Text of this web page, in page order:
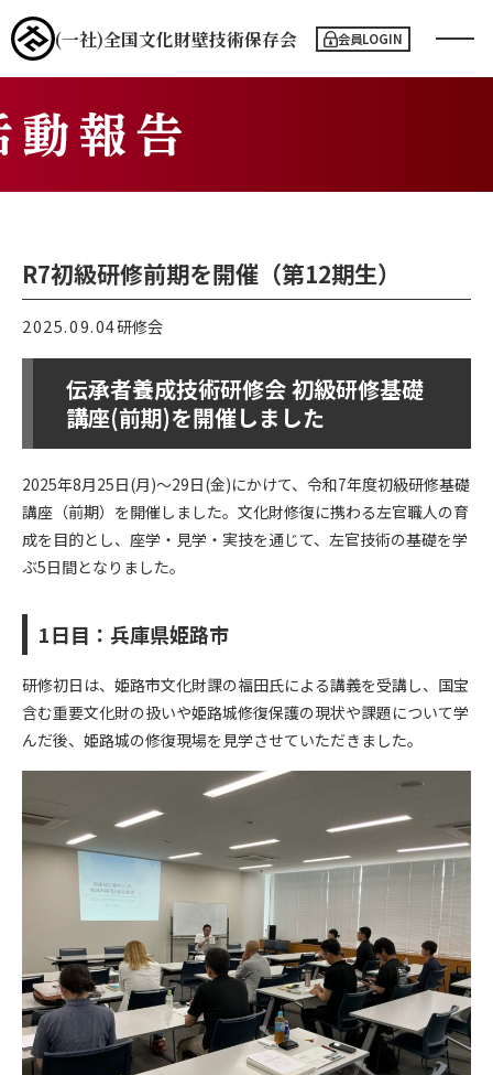
(一社)全国文化財壁技術保存会 会員LOGIN
R7初級研修前期を開催（第12期生）
2025.09.04研修会
伝承者養成技術研修会 初級研修基礎
講座(前期)を開催しました
2025年8月25日(月)～29日(金)にかけて、令和7年度初級研修基礎
講座（前期）を開催しました。文化財修復に携わる左官職人の育
成を目的とし、座学・見学・実技を通じて、左官技術の基礎を学
ぶ5日間となりました。
1日目：兵庫県姫路市
研修初日は、姫路市文化財課の福田氏による講義を受講し、国宝
含む重要文化財の扱いや姫路城修復保護の現状や課題について学
んだ後、姫路城の修復現場を見学させていただきました。